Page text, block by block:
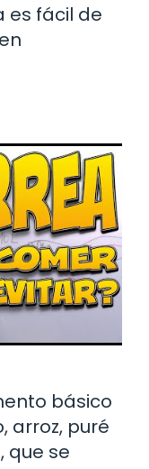
es fácil de
básico
arroz, puré
que se